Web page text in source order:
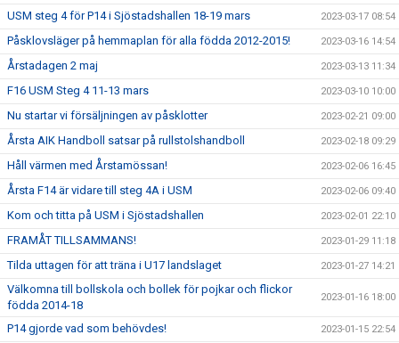
USM steg 4 för P14 i Sjöstadshallen 18-19 mars 2023-03-17 08:54
Påsklovsläger på hemmaplan för alla födda 2012-2015! 2023-03-16 14:54
Årstadagen 2 maj 2023-03-13 11:34
F16 USM Steg 4 11-13 mars 2023-03-10 10:00
Nu startar vi försäljningen av påsklotter 2023-02-21 09:00
Årsta AIK Handboll satsar på rullstolshandboll 2023-02-18 09:29
Håll värmen med Årstamössan! 2023-02-06 16:45
Årsta F14 är vidare till steg 4A i USM 2023-02-06 09:40
Kom och titta på USM i Sjöstadshallen 2023-02-01 22:10
FRAMÅT TILLSAMMANS! 2023-01-29 11:18
Tilda uttagen för att träna i U17 landslaget 2023-01-27 14:21
Välkomna till bollskola och bollek för pojkar och flickor
födda 2014-18
2023-01-16 18:00
P14 gjorde vad som behövdes! 2023-01-15 22:54